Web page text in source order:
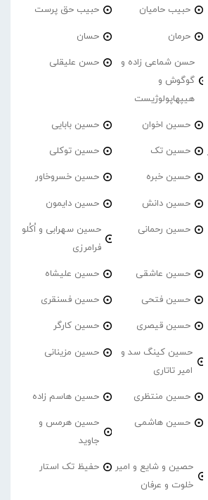
حبیب حامیان حبیب حق پرست
حرمان حسان
حسن شماعی زاده و
گوگوش و
هیپهاپولوژیست
حسن علیقلی
حسین اخوان حسین بابایی
حسین تک حسین توکلی
حسین خبره حسین خسروخاور
حسین دانش حسین دایمون
حسین رحمانی
حسین سهرابی و اُکُلو
فرامرزی
حسین عاشقی حسین علیشاه
حسین فتحی حسین فسنقری
حسین قیصری حسین کارگر
حسین کینگ سد و
امیر تاتاری
حسین مزینانی
حسین منتظری حسین هاسم زاده
حسین هاشمی
حسین هرمس و
جاوید
حصین و شایع و امیر
خلوت و عرفان
حفیظ تک استار